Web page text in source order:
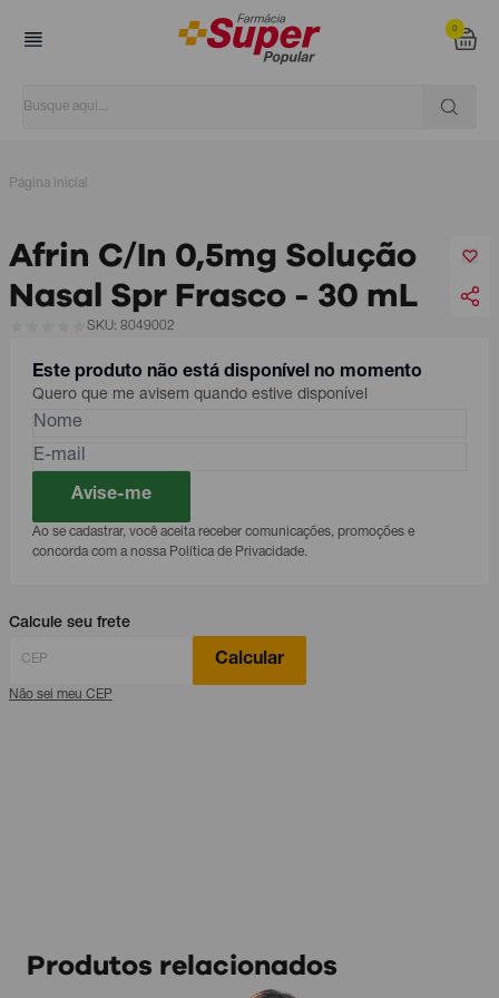
0
Página inicial
Afrin C/In 0,5mg Solução
Nasal Spr Frasco - 30 mL
SKU: 8049002
Este produto não está disponível no momento
Quero que me avisem quando estive disponível
Avise-me
Ao se cadastrar, você aceita receber comunicações, promoções e
concorda com a nossa Política de Privacidade.
Calcule seu frete
Calcular
Não sei meu CEP
Produtos relacionados